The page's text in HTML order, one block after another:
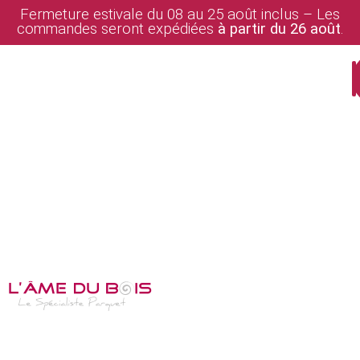
Fermeture estivale du 08 au 25 août inclus – Les
commandes seront expédiées à partir du 26 août.